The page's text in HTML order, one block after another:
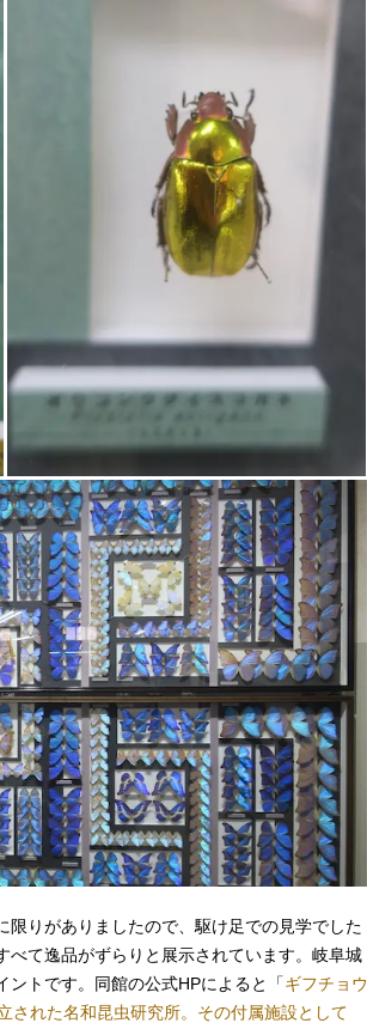
限りがありましたので、駆け足での見学でした
て逸品がずらりと展示されています。岐阜城
ントです。同館の公式HPによると「ギフチョウ
された名和昆虫研究所。その付属施設として